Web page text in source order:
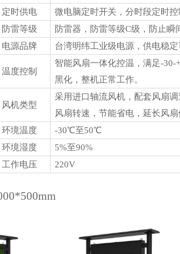
定时供电
微电脑定时开关，分时段定时
防雷等级
防雷器，防雷等级C级，防止瞬
电源品牌
台湾明纬工业级电源，供电稳
温度控制
智能风扇一体化控温，满足-30-
黑化，整机正常工作。
风机类型
采用进口轴流风机，配套风扇
风扇转速，节能省电，延长风
环境温度
-30℃至50℃
环境湿度
5%至90%
工作电压
220V